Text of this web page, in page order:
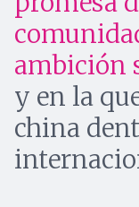
ambición
y en la
china